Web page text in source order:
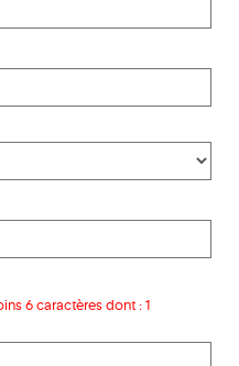
6 caractères dont : 1